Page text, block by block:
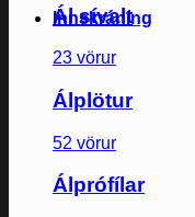
Innskráning
Ál sívalt
23 vörur
Álplötur
52 vörur
Álprófílar